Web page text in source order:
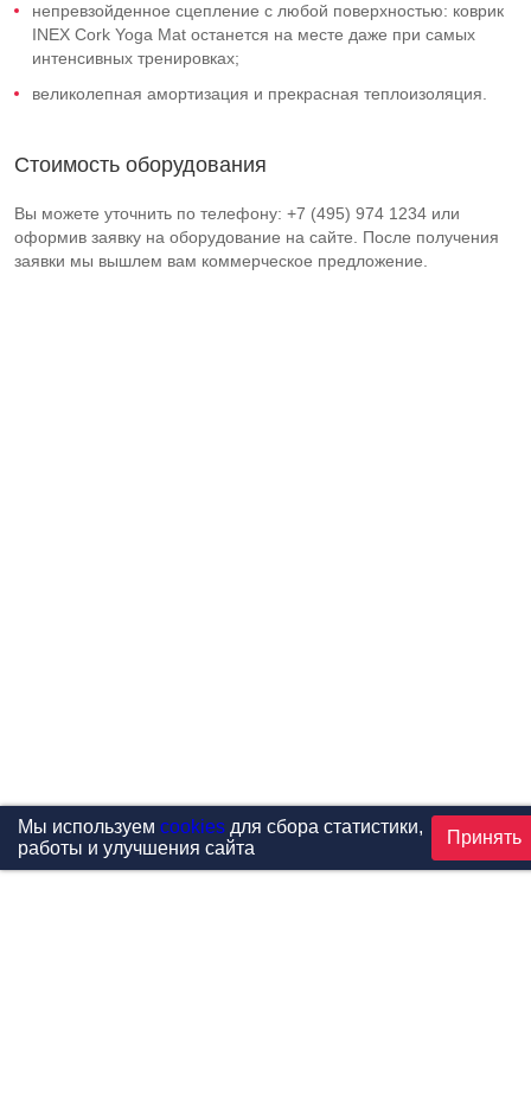
непревзойденное сцепление с любой поверхностью: коврик
INEX Cork Yoga Mat останется на месте даже при самых
интенсивных тренировках;
великолепная амортизация и прекрасная теплоизоляция.
Стоимость оборудования
Вы можете уточнить по телефону: +7 (495) 974 1234 или
оформив заявку на оборудование на сайте. После получения
заявки мы вышлем вам коммерческое предложение.
Мы используем cookiesдля сбора статистики,
работы и улучшения сайта
Принять